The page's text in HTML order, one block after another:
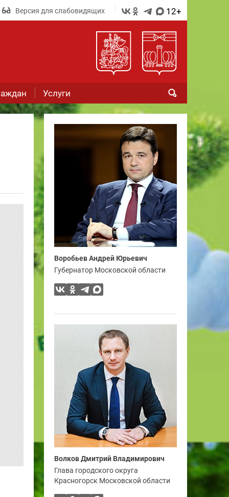
Версия для слабовидящих 12+
Услуги
Воробьев Андрей Юрьевич
Губернатор Московской области
Волков Дмитрий Владимирович
Глава городского округа
Красногорск Московской области